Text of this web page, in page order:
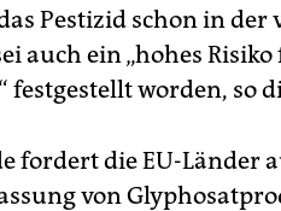
Pestizid schon in
auch ein „hohes
festgestellt worden, so
fordert die EU-Länder
von